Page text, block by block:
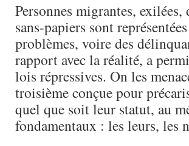
Personnes migrantes, exilées,
sans-papiers sont
problèmes, voire des
rapport avec la réalité, a
lois répressives. On les
troisième conçue pour
quel que soit leur statut, au
fondamentaux : les leurs, les